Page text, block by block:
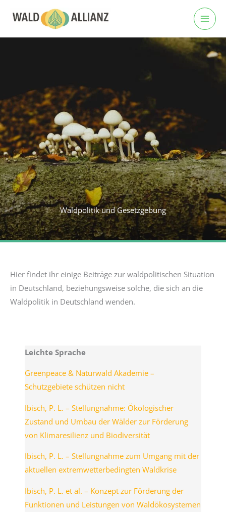
Inhalt
Waldpolitik und Gesetzgebung
Hier findet ihr einige Beiträge zur waldpolitischen Situation
in Deutschland, beziehungsweise solche, die sich an die
Waldpolitik in Deutschland wenden.
Leichte Sprache
Greenpeace & Naturwald Akademie –
Schutzgebiete schützen nicht
Ibisch, P. L. – Stellungnahme: Ökologischer
Zustand und Umbau der Wälder zur Förderung
von Klimaresilienz und Biodiversität
Ibisch, P. L. – Stellungnahme zum Umgang mit der
aktuellen extremwetterbedingten Waldkrise
Ibisch, P. L. et al. – Konzept zur Förderung der
Funktionen und Leistungen von Waldökosystemen